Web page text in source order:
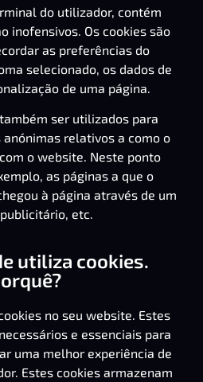
do utilizador, contém
inofensivos. Os cookies são
as preferências do
selecionado, os dados de
de uma página.
ser utilizados para
relativos a como o
o website. Neste ponto
as páginas a que o
à página através de um
etc.
utiliza cookies.
no seu website. Estes
e essenciais para
uma melhor experiência de
Estes cookies armazenam